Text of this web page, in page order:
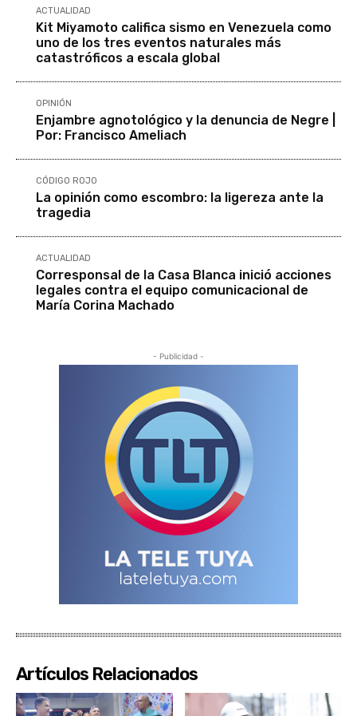
ACTUALIDAD
Kit Miyamoto califica sismo en Venezuela como
uno de los tres eventos naturales más
catastróficos a escala global
OPINIÓN
Enjambre agnotológico y la denuncia de Negre |
Por: Francisco Ameliach
CÓDIGO ROJO
La opinión como escombro: la ligereza ante la
tragedia
ACTUALIDAD
Corresponsal de la Casa Blanca inició acciones
legales contra el equipo comunicacional de
María Corina Machado
- Publicidad -
Artículos Relacionados